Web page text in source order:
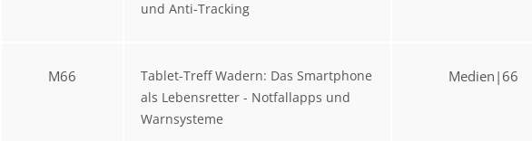
und Anti-Tracking
M66
Tablet-Treff Wadern: Das Smartphone
als Lebensretter - Notfallapps und
Warnsysteme
Medien|66